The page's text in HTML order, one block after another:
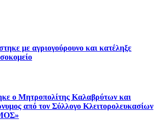
με αγριογούρουνο και κατέληξε
ο Μητροπολίτης Καλαβρύτων και
από τον Σύλλογο Κλειτορολευκασίων